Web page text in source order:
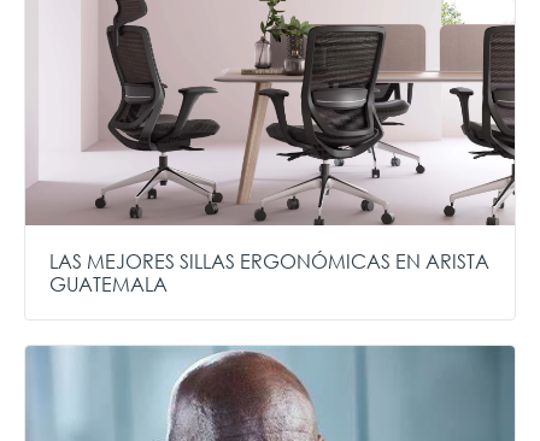
LAS MEJORES SILLAS ERGONÓMICAS EN ARISTA
GUATEMALA